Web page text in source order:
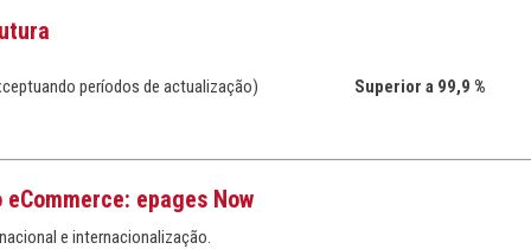
períodos de actualização) Superior a 99,9 %
epages Now
e internacionalização.